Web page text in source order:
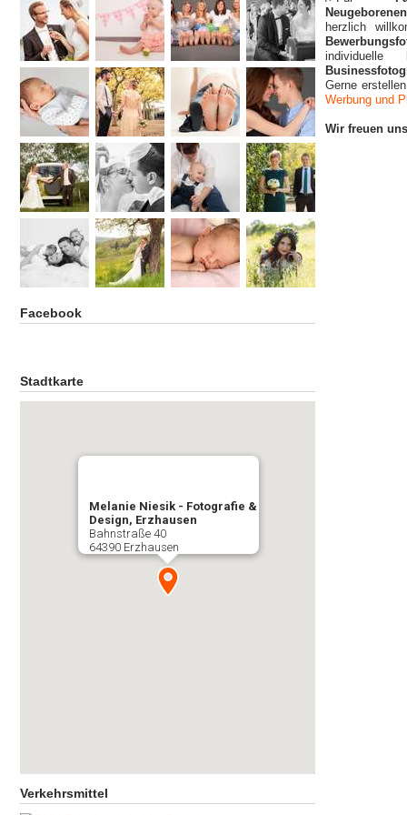
Facebook
Stadtkarte
Melanie Niesik - Fotografie &
Design, Erzhausen
Bahnstraße 40
64390 Erzhausen
Verkehrsmittel
herzlich
individuelle
Gerne
Werbung und
Wir freuen